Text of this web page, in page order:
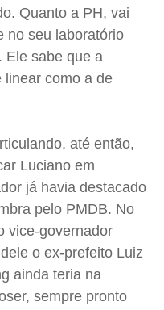
Quanto a PH, vai
no seu laboratório
Ele sabe que a
linear como a de
até então,
Luciano em
já havia destacado
pelo PMDB. No
vice-governador
o ex-prefeito Luiz
ainda teria na
sempre pronto